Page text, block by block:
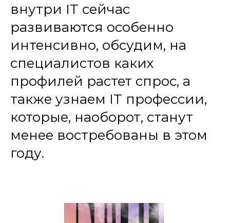
внутри IT сейчас
развиваются особенно
интенсивно, обсудим, на
специалистов каких
профилей растет спрос, а
также узнаем IT профессии,
которые, наоборот, станут
менее востребованы в этом
году.